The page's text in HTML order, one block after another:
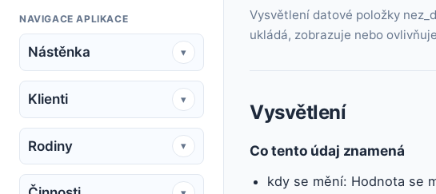
NAVIGACE APLIKACE
Nástěnka ▾
Klienti ▾
Rodiny ▾
Vysvětlení datové položky
ukládá, zobrazuje nebo
Vysvětlení
Co tento údaj znamená
kdy se mění: Hodnota se